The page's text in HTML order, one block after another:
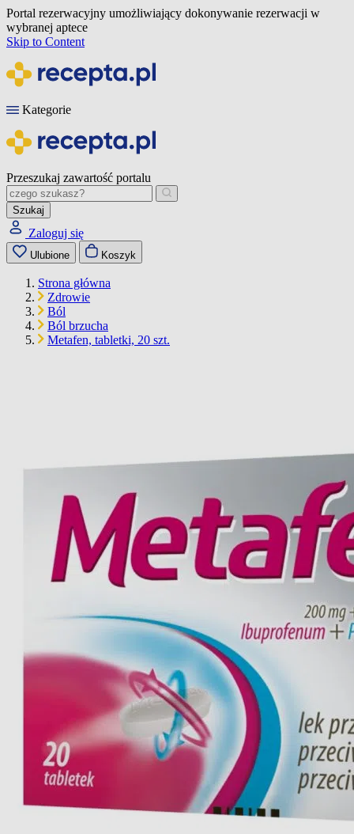
Portal rezerwacyjny umożliwiający dokonywanie rezerwacji w
wybranej aptece
Skip to Content
Kategorie
Przeszukaj zawartość portalu
Szukaj
Zaloguj się
Ulubione Koszyk
Strona główna
Zdrowie
Ból
Ból brzucha
Metafen, tabletki, 20 szt.